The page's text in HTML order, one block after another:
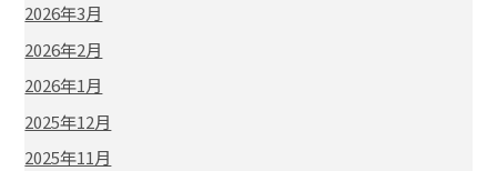
2026年3月
2026年2月
2026年1月
2025年12月
2025年11月